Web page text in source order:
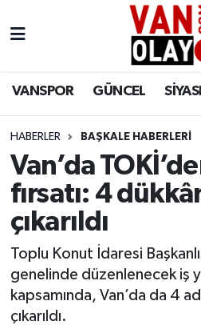
VANSPOR GÜNCEL
HABERLER BAŞKALE HABERLERİ
Van’da
fırsatı: 4
çıkarıldı
Toplu Konut İdaresi
genelinde düzenlenecek iş
kapsamında, Van’da da 4
çıkarıldı.
Siyaset
Ekonomi
Sağlık
Bilim & Teknoloji
Van Nöbetçi Eczaneler
Van Namaz Vakitleri
Van Trafik Yoğunluk
Süper Lig Puan Durumu
Son Dakika Haberleri